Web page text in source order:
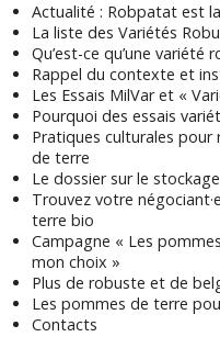
Actualité : Robpatat est
La liste des Variétés
Qu’est-ce qu’une variété
Rappel du contexte et
Les Essais MilVar et «
Pourquoi des essais
Pratiques culturales
de terre
Le dossier sur le stockage
Trouvez votre
terre bio
Campagne « Les
mon choix »
Plus de robuste et de
Les pommes de terre
Contacts